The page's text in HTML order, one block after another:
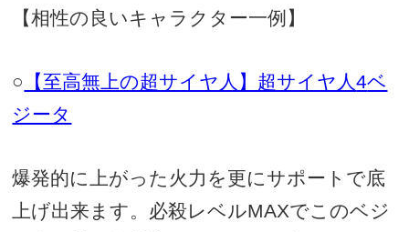
【相性の良いキャラクター一例】
○ 【至高無上の超サイヤ人】超サイヤ人4ベ
ジータ
爆発的に上がった火力を更にサポートで底
上げ出来ます。必殺レベルMAXでこのベジ